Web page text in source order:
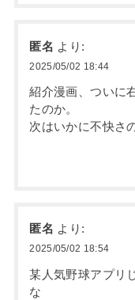
匿名 より:
2025/05/02 18:44
紹介漫画、ついに
たのか。
次はいかに不快さ
匿名 より:
2025/05/02 18:54
某人気野球アプリ
な